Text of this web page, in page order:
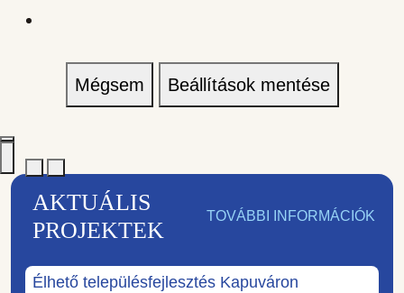
Mégsem Beállítások mentése
AKTUÁLIS
PROJEKTEK
TOVÁBBI INFORMÁCIÓK
Élhető településfejlesztés Kapuváron